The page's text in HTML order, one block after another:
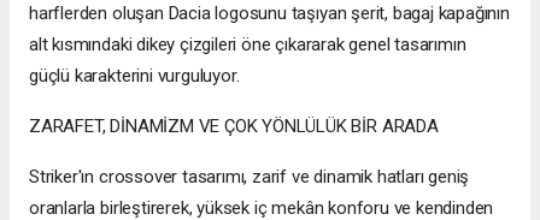
harflerden oluşan Dacia logosunu taşıyan şerit, bagaj kapağının
alt kısmındaki dikey çizgileri öne çıkararak genel tasarımın
güçlü karakterini vurguluyor.
ZARAFET, DİNAMİZM VE ÇOK YÖNLÜLÜK BİR ARADA
Striker'ın crossover tasarımı, zarif ve dinamik hatları geniş
oranlarla birleştirerek, yüksek iç mekân konforu ve kendinden